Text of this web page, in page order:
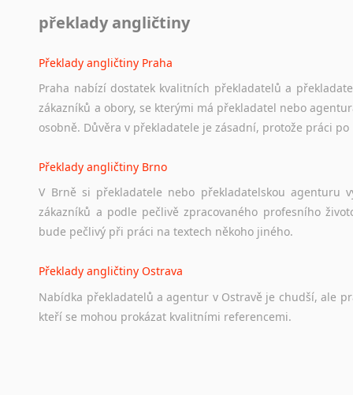
překlady angličtiny
Překlady angličtiny Praha
Praha nabízí dostatek kvalitních překladatelů a
zákazníků a obory, se kterými má překladatel nebo
osobně. Důvěra v překladatele je zásadní, protože práci
Překlady angličtiny Brno
V Brně si překladatele nebo překladatelskou agenturu
zákazníků a podle pečlivě zpracovaného profesního
bude pečlivý při práci na textech někoho jiného.
Překlady angličtiny Ostrava
Nabídka překladatelů a agentur v Ostravě je chudší, ale
kteří se mohou prokázat kvalitními referencemi.